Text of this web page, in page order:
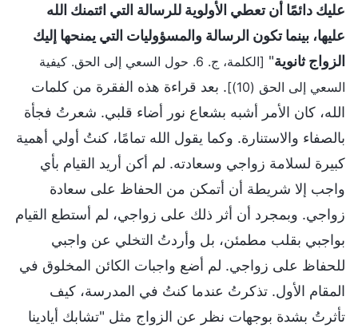
عليك دائمًا أن تعطي الأولوية للرسالة التي ائتمنك الله
عليها، بينما تكون الرسالة والمسؤوليات التي يمنحها إليك
الزواج ثانوية"
[الكلمة، ج. 6. حول السعي إلى الحق. كيفية
السعي إلى الحق (10)]
. بعد قراءة هذه الفقرة من كلمات
الله، كان الأمر أشبه بشعاع نور أضاء قلبي. شعرتُ فجأة
بالصفاء والاستنارة. وكما يقول الله تمامًا، كنتُ أولي أهمية
كبيرة لسلامة زواجي وسعادته. لم أكن أريد القيام بأي
واجب إلا شريطة أن أتمكن من الحفاظ على سعادة
زواجي. وبمجرد أن أثر ذلك على زواجي، لم أستطع القيام
بواجبي بقلب مطمئن، بل وأردتُ التخلي عن واجبي
للحفاظ على زواجي. لم أضع واجبات الكائن المخلوق في
المقام الأول. تذكرتُ عندما كنتُ في المدرسة، كيف
تأثرتُ بشدة بوجهات نظر عن الزواج مثل "تشابك أيادينا